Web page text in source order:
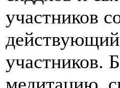
участников
действующий
участников.